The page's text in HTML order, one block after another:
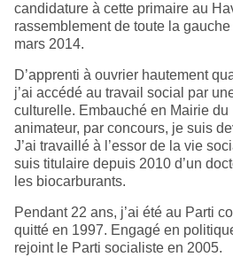
candidature à cette primaire au
rassemblement de toute la
mars 2014.
D’apprenti à ouvrier hautement
j’ai accédé au travail social par
culturelle. Embauché en Mairie du
animateur, par concours, je suis
J’ai travaillé à l’essor de la vie
suis titulaire depuis 2010 d’un
les biocarburants.
Pendant 22 ans, j’ai été au Parti
quitté en 1997. Engagé en
rejoint le Parti socialiste en 2005.